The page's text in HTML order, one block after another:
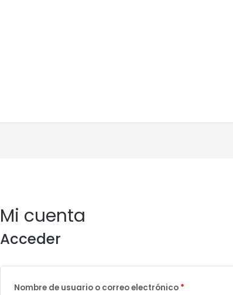
Mi cuenta
Acceder
Nombre de usuario o correo electrónico *